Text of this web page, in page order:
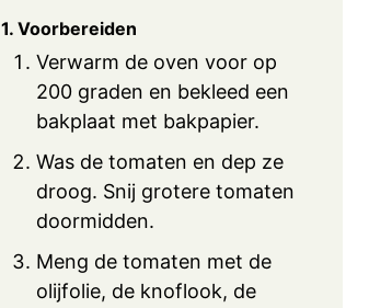
1. Voorbereiden
Verwarm de oven voor op
200 graden en bekleed een
bakplaat met bakpapier.
Was de tomaten en dep ze
droog. Snij grotere tomaten
doormidden.
Meng de tomaten met de
olijfolie, de knoflook, de